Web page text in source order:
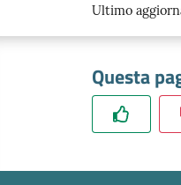
Ultimo
Questa